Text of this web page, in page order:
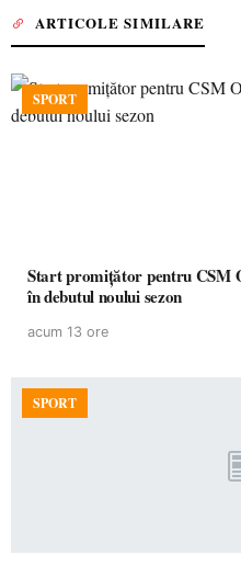
ARTICOLE SIMILARE
SPORT
Start promițător pentru CSM
în debutul noului sezon
acum 13 ore
SPORT